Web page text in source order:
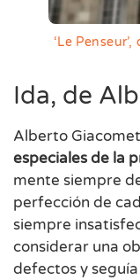
‘Le
Ida, de
Alberto
especiales de la
mente siempre
perfección de
siempre
considerar una
defectos y